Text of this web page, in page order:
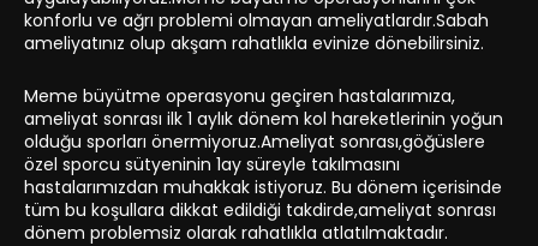
konforlu ve ağrı problemi olmayan ameliyatlardır.Sabah
ameliyatınız olup akşam rahatlıkla evinize dönebilirsiniz.
Meme büyütme operasyonu geçiren hastalarımıza,
ameliyat sonrası ilk 1 aylık dönem kol hareketlerinin yoğun
olduğu sporları önermiyoruz.Ameliyat sonrası,göğüslere
özel sporcu sütyeninin 1ay süreyle takılmasını
hastalarımızdan muhakkak istiyoruz. Bu dönem içerisinde
tüm bu koşullara dikkat edildiği takdirde,ameliyat sonrası
dönem problemsiz olarak rahatlıkla atlatılmaktadır.